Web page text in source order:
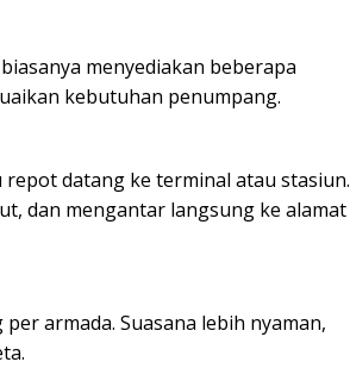
menyediakan beberapa
kebutuhan penumpang.
datang ke terminal atau stasiun.
dan mengantar langsung ke alamat
armada. Suasana lebih nyaman,